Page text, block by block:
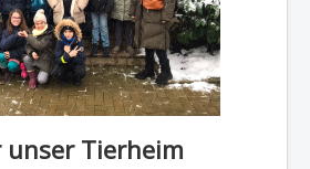
unser Tierheim